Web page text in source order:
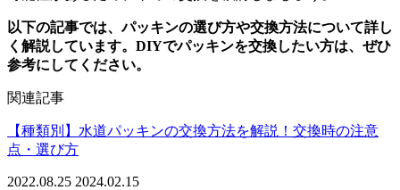
以下の記事では、パッキンの選び方や交換方法について詳し
く解説しています。DIYでパッキンを交換したい方は、ぜひ
参考にしてください。
関連記事
【種類別】水道パッキンの交換方法を解説！交換時の注意
点・選び方
2022.08.25 2024.02.15